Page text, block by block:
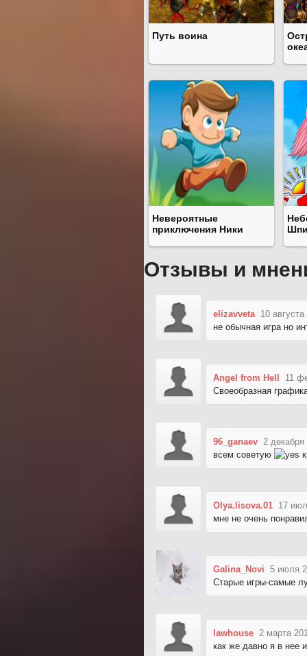
Путь воина
Невероятные
приключения Ники
Отзывы и
elizavveta 10
не обычная игра но
Angel from Hell
11
Своеобразная
96_ganaev 2
всем советую
Olya.lisova.01 17
мне не очень
Galina_Novi 5 июля
Старые игры-самые
lawhouse 2 марта
как же давно я в нее